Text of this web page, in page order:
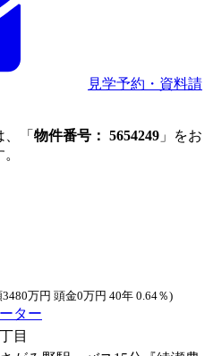
見学予約・資料請
「 物件番号： 5654249 」をお
万円 頭金0万円 40年 0.64％)
ター
目